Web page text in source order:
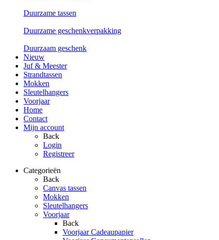
Duurzame tassen
Duurzame geschenkverpakking
Duurzaam geschenk
Nieuw
Juf & Meester
Strandtassen
Mokken
Sleutelhangers
Voorjaar
Home
Contact
Mijn account
Back
Login
Registreer
Categorieën
Back
Canvas tassen
Mokken
Sleutelhangers
Voorjaar
Back
Voorjaar Cadeaupapier